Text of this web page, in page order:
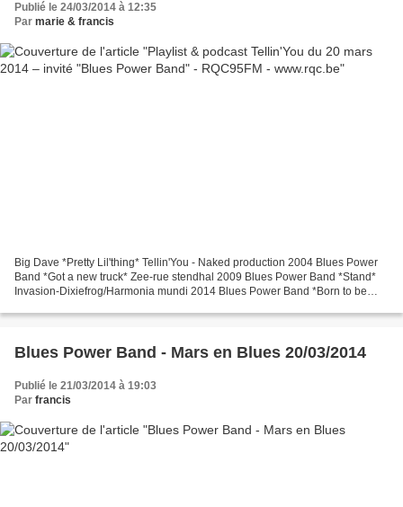
Publié le 24/03/2014 à 12:35
Par marie & francis
Big Dave *Pretty Lil'thing* Tellin'You - Naked production 2004 Blues Power
Band *Got a new truck* Zee-rue stendhal 2009 Blues Power Band *Stand*
Invasion-Dixiefrog/Harmonia mundi 2014 Blues Power Band *Born to be
Blues Power Band - Mars en Blues 20/03/2014
Publié le 21/03/2014 à 19:03
Par francis